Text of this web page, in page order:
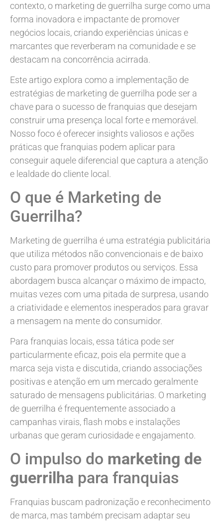
contexto, o marketing de guerrilha surge como uma
forma inovadora e impactante de promover
negócios locais, criando experiências únicas e
marcantes que reverberam na comunidade e se
destacam na concorrência acirrada.
Este artigo explora como a implementação de
estratégias de marketing de guerrilha pode ser a
chave para o sucesso de franquias que desejam
construir uma presença local forte e memorável.
Nosso foco é oferecer insights valiosos e ações
práticas que franquias podem aplicar para
conseguir aquele diferencial que captura a atenção
e lealdade do cliente local.
O que é Marketing de
Guerrilha?
Marketing de guerrilha é uma estratégia publicitária
que utiliza métodos não convencionais e de baixo
custo para promover produtos ou serviços. Essa
abordagem busca alcançar o máximo de impacto,
muitas vezes com uma pitada de surpresa, usando
a criatividade e elementos inesperados para gravar
a mensagem na mente do consumidor.
Para franquias locais, essa tática pode ser
particularmente eficaz, pois ela permite que a
marca seja vista e discutida, criando associações
positivas e atenção em um mercado geralmente
saturado de mensagens publicitárias. O marketing
de guerrilha é frequentemente associado a
campanhas virais, flash mobs e instalações
urbanas que geram curiosidade e engajamento.
O impulso do marketing de
guerrilha para franquias
Franquias buscam padronização e reconhecimento
de marca, mas também precisam adaptar seu